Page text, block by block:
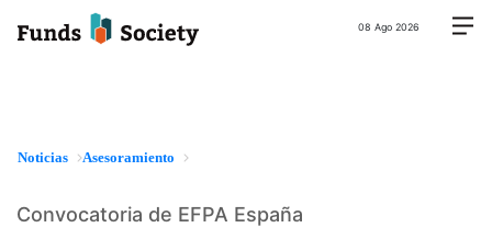
08 Ago 2026
Noticias Asesoramiento
Convocatoria de EFPA España